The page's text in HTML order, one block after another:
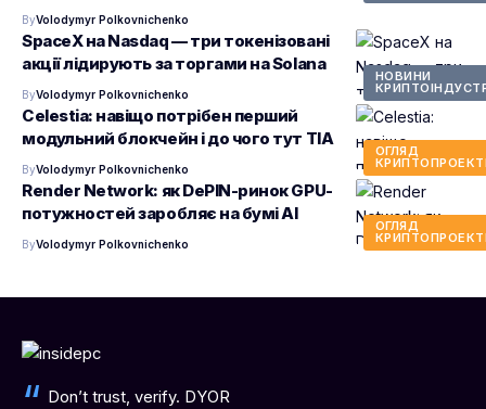
ByVolodymyr Polkovnichenko
НОВИНИ
SpaceX на Nasdaq — три токенізовані
акції лідирують за торгами на Solana
ByVolodymyr Polkovnichenko
ОГЛЯД
Celestia: навіщо потрібен перший
модульний блокчейн і до чого тут TIA
ByVolodymyr Polkovnichenko
ОГЛЯД
Render Network: як DePIN-ринок GPU-
потужностей заробляє на бумі AI
ByVolodymyr Polkovnichenko
Don’t trust, verify. DYOR